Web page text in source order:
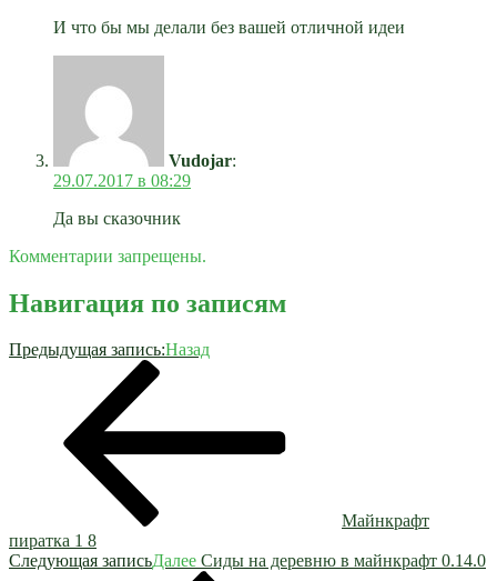
И что бы мы делали без вашей отличной идеи
Vudojar:
29.07.2017 в 08:29
Да вы сказочник
Комментарии запрещены.
Навигация по записям
Предыдущая запись:Назад
Майнкрафт
пиратка 1 8
Следующая записьДалее Сиды на деревню в майнкрафт 0.14.0